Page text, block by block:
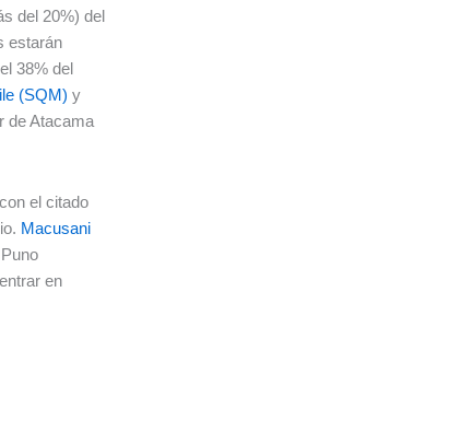
del 20%) del
estarán
38% del
(SQM) y
de Atacama
el citado
Macusani
en